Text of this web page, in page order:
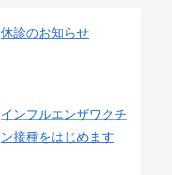
休診のお知らせ
インフルエンザワクチ
ン接種をはじめます